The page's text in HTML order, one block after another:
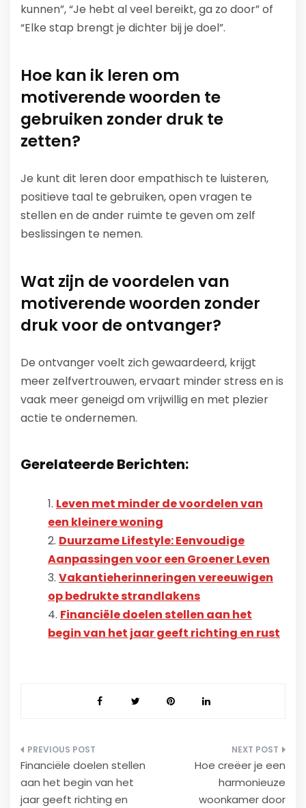
kunnen”, “Je hebt al veel bereikt, ga zo door” of
“Elke stap brengt je dichter bij je doel”.
Hoe kan ik leren om
motiverende woorden te
gebruiken zonder druk te
zetten?
Je kunt dit leren door empathisch te luisteren,
positieve taal te gebruiken, open vragen te
stellen en de ander ruimte te geven om zelf
beslissingen te nemen.
Wat zijn de voordelen van
motiverende woorden zonder
druk voor de ontvanger?
De ontvanger voelt zich gewaardeerd, krijgt
meer zelfvertrouwen, ervaart minder stress en is
vaak meer geneigd om vrijwillig en met plezier
actie te ondernemen.
Gerelateerde Berichten:
Leven met minder de voordelen van
een kleinere woning
Duurzame Lifestyle: Eenvoudige
Aanpassingen voor een Groener Leven
Vakantieherinneringen vereeuwigen
op bedrukte strandlakens
Financiële doelen stellen aan het
begin van het jaar geeft richting en rust
Bericht
navigatie
Financiële doelen stellen
aan het begin van het
jaar geeft richting en
Hoe creëer je een
harmonieuze
woonkamer door